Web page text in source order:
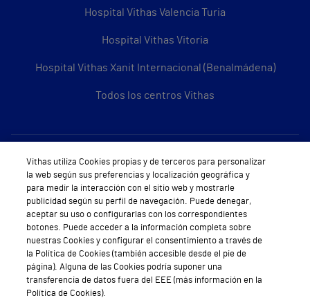
Hospital Vithas Valencia Turia
Hospital Vithas Vitoria
Hospital Vithas Xanit Internacional (Benalmádena)
Todos los centros Vithas
Sobre Vithas
Quiénes somos
Trabajar en Vithas
Teléfono Cita Médica
Teléfono Atención al Cliente
Política de seguridad y salud en el trabajo
Vithas utiliza Cookies propias y de terceros para personalizar
la web según sus preferencias y localización geográfica y
para medir la interacción con el sitio web y mostrarle
publicidad según su perfil de navegación. Puede denegar,
aceptar su uso o configurarlas con los correspondientes
botones. Puede acceder a la información completa sobre
nuestras Cookies y configurar el consentimiento a través de
la Política de Cookies (también accesible desde el pie de
página). Alguna de las Cookies podría suponer una
transferencia de datos fuera del EEE (más información en la
Política de Cookies).